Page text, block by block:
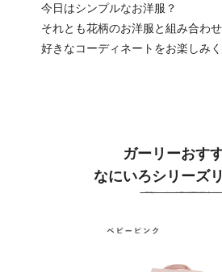
今日はシンプルなお洋服？
それとも花柄のお洋服と組み合わ
好きなコーディネートをお楽しみ
ガーリーおす
なにいろシリーズ